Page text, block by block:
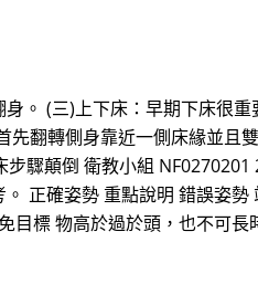
。 (三)上下床：早期下床很
翻轉側身靠近一側床緣並
驟顛倒 衛教小組
正確姿勢 重點說明 錯誤姿
標 物高於過於頭，也不可長